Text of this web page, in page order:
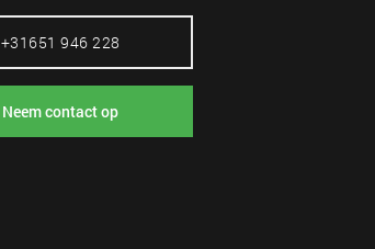
+31651 946 228
Neem contact op